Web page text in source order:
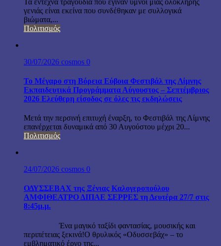
γενιάς είναι εκείνα που συνδέθηκαν με συλλογικά
βιώματα,...
Πολιτισμός
30/07/2026 cosmos 0
Το Μέγαρο στη Βόρεια Εύβοια Φεστιβάλ της Λίμνης
Εκπαιδευτικά Προγράμματα Αύγουστος – Σεπτέμβριος
2026 Ελεύθερη είσοδος σε όλες τις εκδηλώσεις
Μετά την περσινή επιτυχή έναρξη, το Φεστιβάλ της Λίμνης
επανέρχεται δυναμικά από 30 Αυγούστου μέχρι 20...
Πολιτισμός
24/07/2026 cosmos 0
ΟΔΥΣΣΕΒΑΧ της Ξένιας Καλογεροπούλου
ΑΜΦΙΘΕΑΤΡΟ ΔΙΠΑΕ ΣΕΡΡΕΣ τη Δευτέρα 27/7 στις
8:45μ.μ.
Ένα μαγικό ταξίδι φαντασίας, μουσικής και
περιπέτειας ξεκινά!Ο θρυλικός «Οδυσσεβάχ» – το
εμβληματικό έργο της...